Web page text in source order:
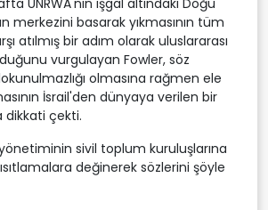
merkezini basarak yıkmasının tüm
atılmış bir adım olarak uluslararası
vurgulayan Fowler, söz
olmasına rağmen ele
İsrail'den dünyaya verilen bir
dikkati çekti.
sivil toplum kuruluşlarına
değinerek sözlerini şöyle